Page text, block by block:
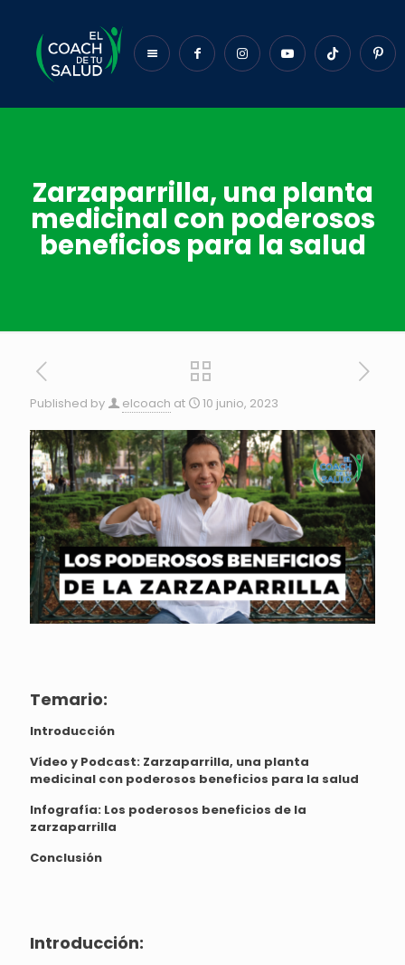
Zarzaparrilla, una planta
medicinal con poderosos
beneficios para la salud
Published by elcoach at 10 junio, 2023
Temario:
Introducción
Vídeo y Podcast: Zarzaparrilla, una planta
medicinal con poderosos beneficios para la salud
Infografía: Los poderosos beneficios de la
zarzaparrilla
Conclusión
Introducción: